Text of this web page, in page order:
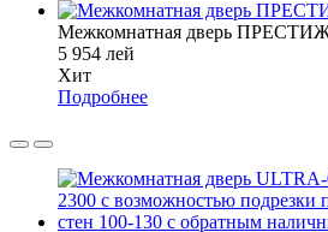
Межкомнатная дверь
5 954 лей
Хит
Подробнее